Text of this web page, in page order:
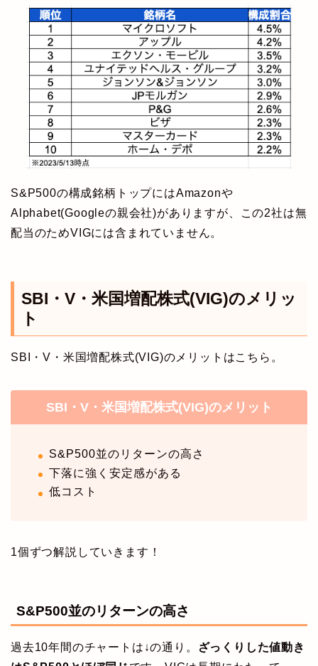
S&P500の構成銘柄トップにはAmazonや
Alphabet(Googleの親会社)がありますが、この2社は無
配当のためVIGには含まれていません。
SBI・V・米国増配株式(VIG)のメリッ
ト
SBI・V・米国増配株式(VIG)のメリットはこちら。
SBI・V・米国増配株式(VIG)のメリット
S&P500並のリターンの高さ
下落に強く安定感がある
低コスト
1個ずつ解説していきます！
S&P500並のリターンの高さ
過去10年間のチャートは↓の通り。
ざっくりした値動き